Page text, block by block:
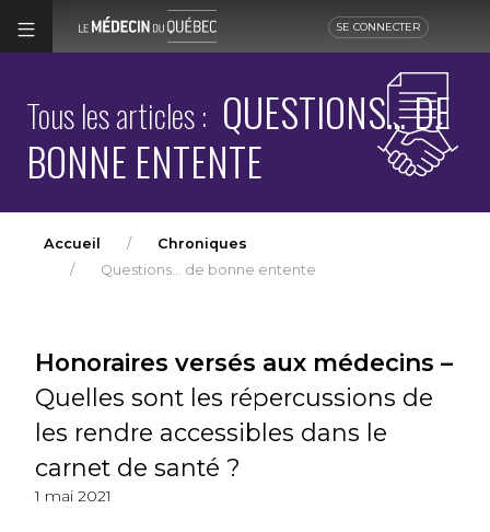
SE CONNECTER
Tous les articles : QUESTIONS... DE
BONNE ENTENTE
Accueil
Chroniques
Questions... de bonne entente
Honoraires versés aux médecins –
Quelles sont les répercussions de
les rendre accessibles dans le
carnet de santé ?
1 mai 2021